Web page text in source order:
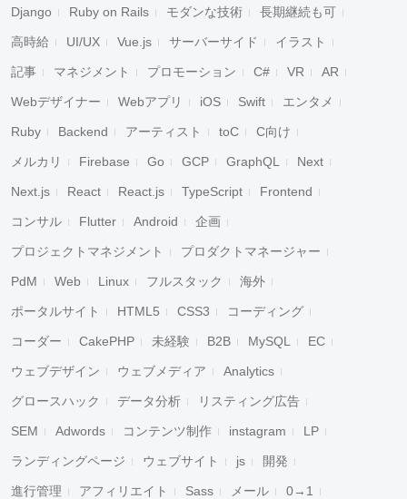
Django Ruby on Rails モダンな技術 長期継続も可
高時給 UI/UX Vue.js サーバーサイド イラスト
記事 マネジメント プロモーション C# VR AR
Webデザイナー Webアプリ iOS Swift エンタメ
Ruby Backend アーティスト toC C向け
メルカリ Firebase Go GCP GraphQL Next
Next.js React React.js TypeScript Frontend
コンサル Flutter Android 企画
プロジェクトマネジメント プロダクトマネージャー
PdM Web Linux フルスタック 海外
ポータルサイト HTML5 CSS3 コーディング
コーダー CakePHP 未経験 B2B MySQL EC
ウェブデザイン ウェブメディア Analytics
グロースハック データ分析 リスティング広告
SEM Adwords コンテンツ制作 instagram LP
ランディングページ ウェブサイト js 開発
進行管理 アフィリエイト Sass メール 0→1